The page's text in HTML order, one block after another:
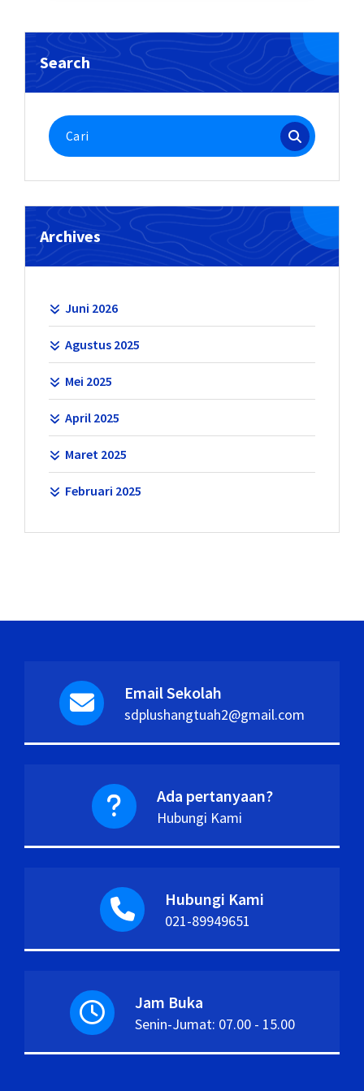
Search
Pencarian
untuk:
Archives
Juni 2026
Agustus 2025
Mei 2025
April 2025
Maret 2025
Februari 2025
Email Sekolah
sdplushangtuah2@gmail.com
Ada pertanyaan?
Hubungi Kami
Hubungi Kami
021-89949651
Jam Buka
Senin-Jumat: 07.00 - 15.00